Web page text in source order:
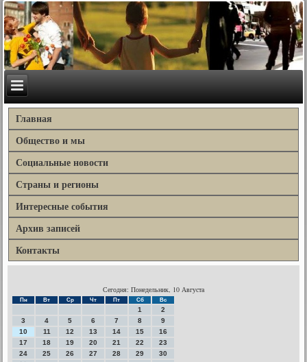
Главная
Общество и мы
Социальные новости
Страны и регионы
Интересные события
Архив записей
Контакты
Сегодня: Понедельник, 10 Августа
Пн Вт Ср Чт Пт Сб Вс
1
2
3
4 5 6 7 8
9
10
11 12 13 14 15
16
17
18 19 20 21 22
23
24
25 26 27 28 29
30